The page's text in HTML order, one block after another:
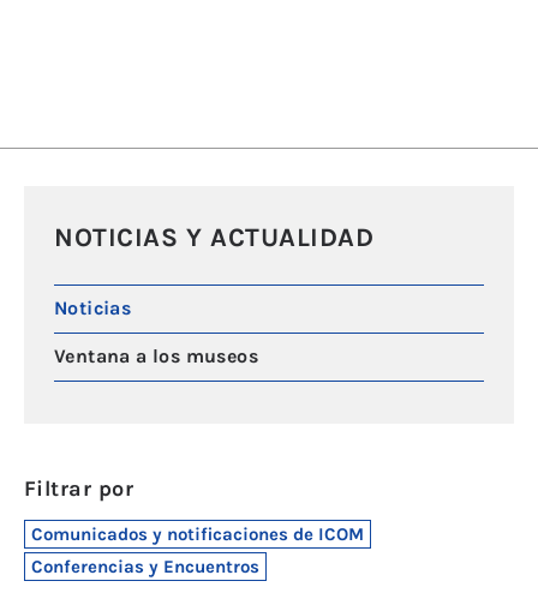
NOTICIAS Y ACTUALIDAD
Noticias
Ventana a los museos
Filtrar por
Comunicados y notificaciones de ICOM
Conferencias y Encuentros